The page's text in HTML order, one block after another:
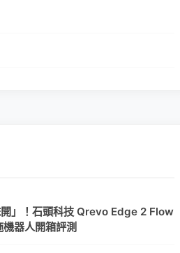
」！石頭科技 Qrevo Edge 2 Flow
器人開箱評測